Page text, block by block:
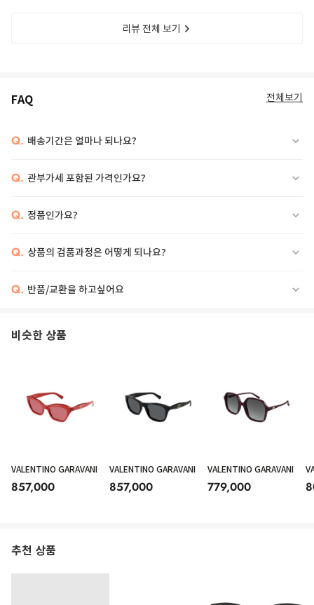
리뷰 전체 보기
FAQ 전체보기
Q. 배송기간은 얼마나 되나요?
Q. 관부가세 포함된 가격인가요?
Q. 정품인가요?
Q. 상품의 검품과정은 어떻게 되나요?
Q. 반품/교환을 하고싶어요
비슷한 상품
VALENTINO GARAVANI
857,000
VALENTINO GARAVANI
857,000
VALENTINO GARAVANI
779,000
추천 상품